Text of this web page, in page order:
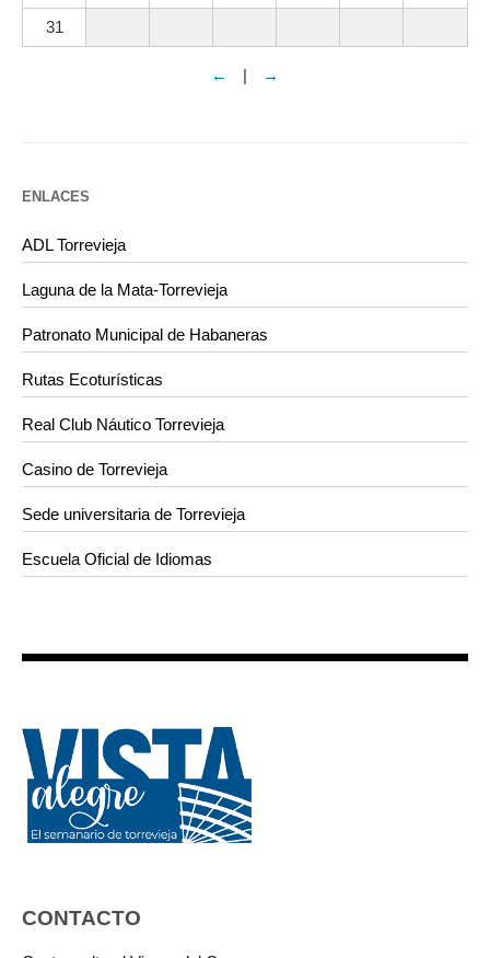
31
← | →
ENLACES
ADL Torrevieja
Laguna de la Mata-Torrevieja
Patronato Municipal de Habaneras
Rutas Ecoturísticas
Real Club Náutico Torrevieja
Casino de Torrevieja
Sede universitaria de Torrevieja
Escuela Oficial de Idiomas
CONTACTO